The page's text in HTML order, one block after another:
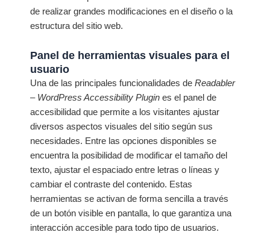
de realizar grandes modificaciones en el diseño o la
estructura del sitio web.
Panel de herramientas visuales para el
usuario
Una de las principales funcionalidades de Readabler
– WordPress Accessibility Plugin es el panel de
accesibilidad que permite a los visitantes ajustar
diversos aspectos visuales del sitio según sus
necesidades. Entre las opciones disponibles se
encuentra la posibilidad de modificar el tamaño del
texto, ajustar el espaciado entre letras o líneas y
cambiar el contraste del contenido. Estas
herramientas se activan de forma sencilla a través
de un botón visible en pantalla, lo que garantiza una
interacción accesible para todo tipo de usuarios.